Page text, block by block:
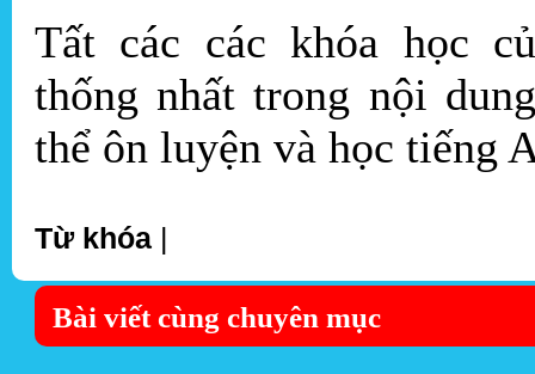
Tất các các khóa học
thống nhất trong nội
thể ôn luyện và học tiếng
Từ khóa |
Bài viết cùng chuyên mục